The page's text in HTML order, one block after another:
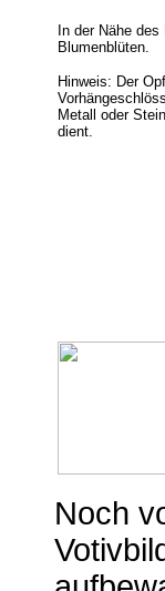
In der Nähe
Blumenblüten.
Hinweis: Der
Metall oder
dient.
Noch